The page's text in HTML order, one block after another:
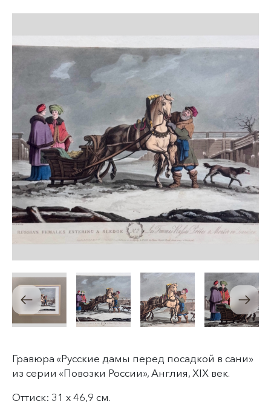
Гравюра «Русские дамы перед посадкой в сани»
из серии «Повозки России», Англия, XIX век.
Оттиск: 31 х 46,9 см.